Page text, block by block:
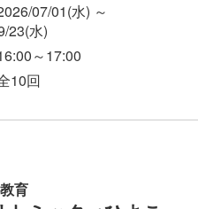
07/01(水) ～
23(水)
～17:00
10回
育